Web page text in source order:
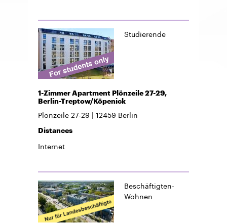
Studierende
1-Zimmer Apartment Plönzeile 27-29,
Berlin-Treptow/Köpenick
Plönzeile 27-29 12459 Berlin
Distances
Internet
Beschäftigten-
Wohnen